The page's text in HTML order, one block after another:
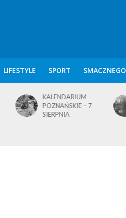
LIFESTYLE SPORT SMACZNEGO
KALENDARIUM
POZNAŃSKIE – 7
SIERPNIA